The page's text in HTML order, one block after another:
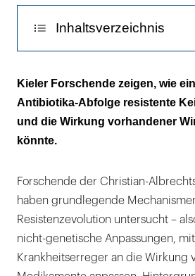
Inhaltsverzeichnis
Membranstress macht
Pseudomonas-Infektionen
zunehmend problematisch
Kieler Forschende zeigen, wie
Antibiotika-Abfolge resistente
und die Wirkung vorhandener
könnte.
Forschende der Christian-
haben grundlegende
Resistenzevolution untersucht –
nicht-genetische Anpassungen,
Krankheitserreger an die Wirkung